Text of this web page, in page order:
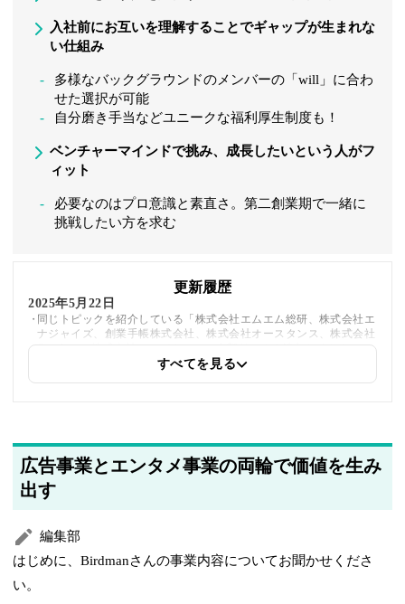
入社前にお互いを理解することでギャップが生まれな
い仕組み
多様なバックグラウンドのメンバーの「will」に合わ
せた選択が可能
自分磨き手当などユニークな福利厚生制度も！
ベンチャーマインドで挑み、成長したいという人がフ
ィット
必要なのはプロ意識と素直さ。第二創業期で一緒に
挑戦したい方を求む
更新履歴
2025年5月22日
同じトピックを紹介している「株式会社エムエム総研、株式会社エ
ナジャイズ、創業手帳株式会社、株式会社オースタンス、株式会社
Coachers、株式会社ワンパク」への内部リンクを追加しました
すべてを見る
広告事業とエンタメ事業の両輪で価値を生み
出す
編集部
はじめに、Birdmanさんの事業内容についてお聞かせくださ
い。